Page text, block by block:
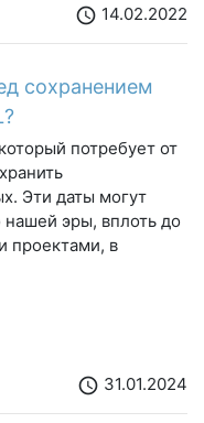
schedule 14.02.2022
сохранением
потребует от
Эти даты могут
нашей эры, вплоть до
проектами, в
schedule 31.01.2024